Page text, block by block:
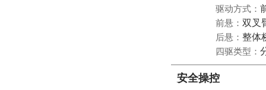
驱动方式：
前悬： 双叉
后悬： 整体
四驱类型：
安全操控